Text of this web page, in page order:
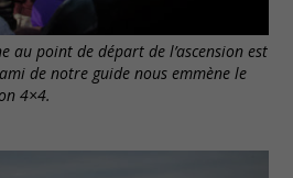
au point de départ de l’ascension est
de notre guide nous emmène le
4×4.